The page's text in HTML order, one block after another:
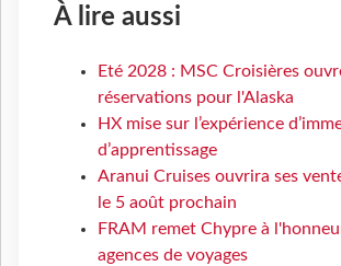
À lire aussi
Eté 2028 : MSC Croisières
réservations pour l'Alaska
HX mise sur l’expérience
d’apprentissage
Aranui Cruises ouvrira ses
le 5 août prochain
FRAM remet Chypre à
agences de voyages